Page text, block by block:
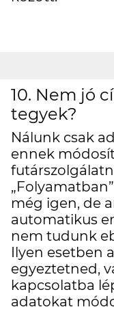
10. Nem jó
tegyek?
Nálunk csak
ennek
még igen, de
automatikus
nem tudunk
Ilyen esetben
egyeztetned,
kapcsolatba
adatokat